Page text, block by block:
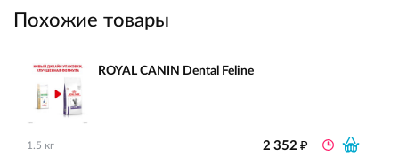
Похожие товары
ROYAL CANIN Dental Feline
1.5 кг 2 352₽